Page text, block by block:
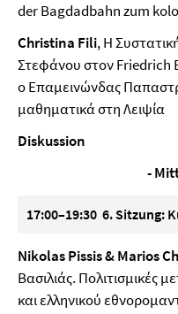
der Bagdadbahn zum
Christina Fili, Η
Στεφάνου στον Friedrich
ο Επαμεινώνδας
μαθηματικά στη Λειψία
Diskussion
-
17:00–19:30 6. Sitzung:
Nikolas Pissis & Marios
Βασιλιάς. Πολιτισμικές
και ελληνικού